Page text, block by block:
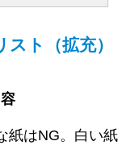
ト（拡充）
紙はNG。白い紙